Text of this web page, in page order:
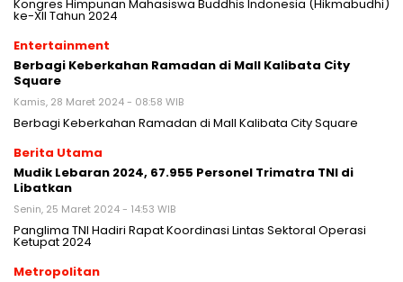
Kongres Himpunan Mahasiswa Buddhis Indonesia (Hikmabudhi)
ke-XII Tahun 2024
Entertainment
Berbagi Keberkahan Ramadan di Mall Kalibata City
Square
Kamis, 28 Maret 2024 - 08:58 WIB
Berbagi Keberkahan Ramadan di Mall Kalibata City Square
Berita Utama
Mudik Lebaran 2024, 67.955 Personel Trimatra TNI di
Libatkan
Senin, 25 Maret 2024 - 14:53 WIB
Panglima TNI Hadiri Rapat Koordinasi Lintas Sektoral Operasi
Ketupat 2024
Metropolitan